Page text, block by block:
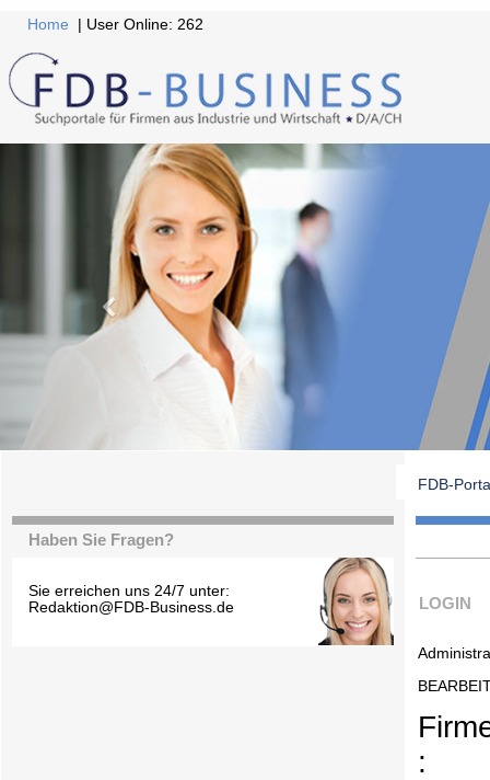
Home | User Online: 262
FDB-
Haben Sie Fragen?
Sie erreichen uns 24/7 unter:
Redaktion@FDB-Business.de
LOGIN
: